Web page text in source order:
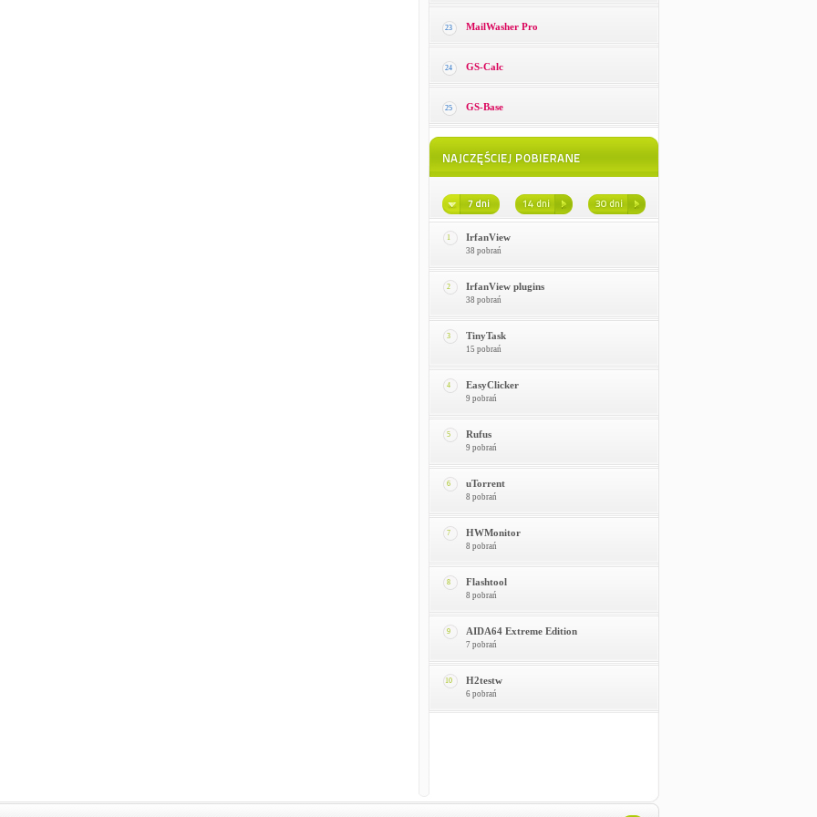
23 MailWasher Pro
24 GS-Calc
25 GS-Base
1 IrfanView
38 pobrań
2 IrfanView plugins
38 pobrań
3 TinyTask
15 pobrań
4 EasyClicker
9 pobrań
5 Rufus
9 pobrań
6 uTorrent
8 pobrań
7 HWMonitor
8 pobrań
8 Flashtool
8 pobrań
9 AIDA64 Extreme Edition
7 pobrań
10 H2testw
6 pobrań